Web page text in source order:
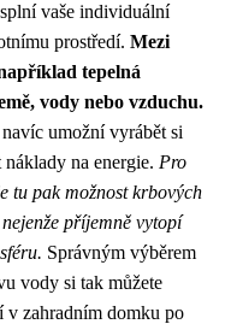
vaše individuální
prostředí. Mezi
tepelná
vody nebo vzduchu.
umožní vyrábět si
na energie. Pro
tu pak možnost krbových
příjemně vytopí
Správným výběrem
vody si tak můžete
zahradním domku po